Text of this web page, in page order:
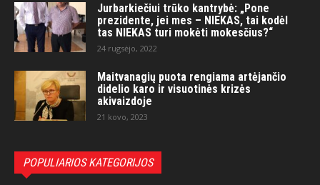
Jurbarkiečiui trūko kantrybė: „Pone
prezidente, jei mes – NIEKAS, tai kodėl
tas NIEKAS turi mokėti mokesčius?“
24 rugsėjo, 2022
Maitvanagių puota rengiama artėjančio
didelio karo ir visuotinės krizės
akivaizdoje
21 kovo, 2023
POPULIARIOS KATEGORIJOS